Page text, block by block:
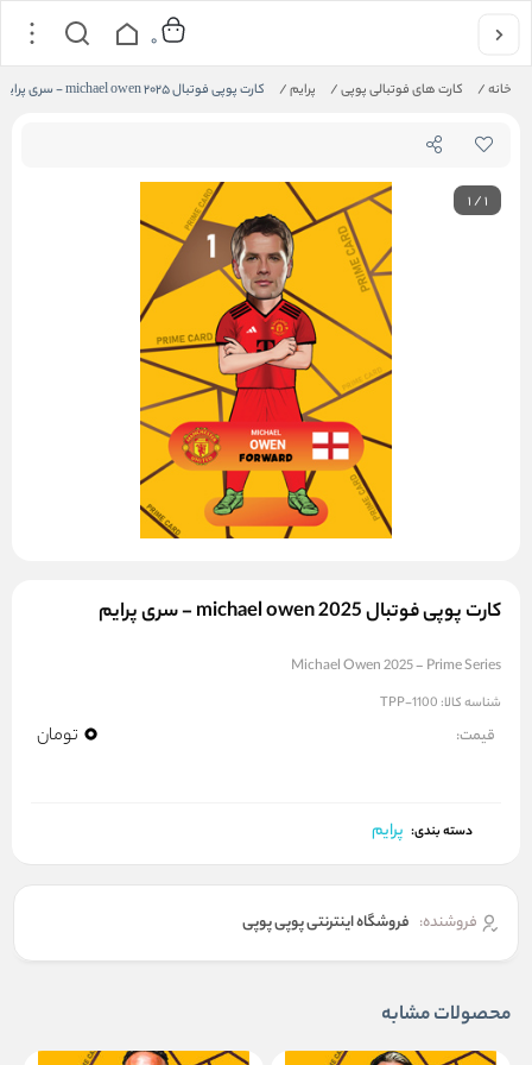
خانه/ کارت های فوتبالی پوپی/ پرایم/ کارت پوپی فوتبال michael owen 2025 - سری پرایم
0
1/1
کارت پوپی فوتبال michael owen 2025 - سری پرایم
Michael Owen 2025 - Prime Series
شناسه کالا: TPP-1100
قیمت: 0 تومان
دسته بندی: پرایم
فروشنده: فروشگاه اینترنتی پوپی پوپی
محصولات مشابه